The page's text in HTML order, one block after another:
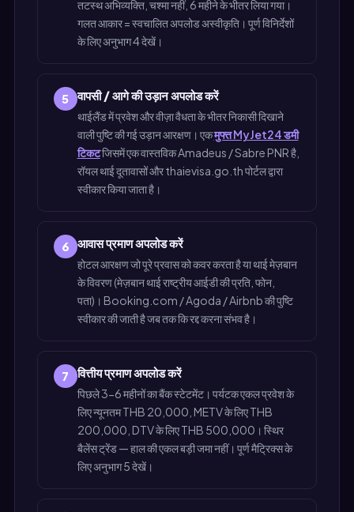
तटस्थ अभिव्यक्ति, चश्मा नहीं, 6 महीने के भीतर लिया गया।
गलत आकार = स्वचालित अपलोड अस्वीकृति। पूर्ण विनिर्देशों
के लिए अनुभाग 4 देखें।
5 वापसी / आगे की उड़ान अपलोड करें
थाईलैंड में प्रवेश और वीज़ा वैधता के भीतर निकासी दिखाने
वाली पुष्टि की गई उड़ान आरक्षण। एकमुफ्त MyJet24 डमी
टिकटजिसमें एक वास्तविक Amadeus / Sabre PNR है,
रॉयल थाई दूतावासों और thaievisa.go.th पोर्टल द्वारा
स्वीकार किया जाता है।
6 आवास प्रमाण अपलोड करें
होटल आरक्षण जो पूरे प्रवास को कवर करता है या थाई मेज़बान
के विवरण (मेज़बान थाई राष्ट्रीय आईडी की प्रति, फोन,
पता)। Booking.com / Agoda / Airbnb की पुष्टि
स्वीकार की जाती है जब तक कि रद्द करना संभव है।
7 वित्तीय प्रमाण अपलोड करें
पिछले 3-6 महीनों का बैंक स्टेटमेंट। पर्यटक एकल प्रवेश के
लिए न्यूनतम THB 20,000, METV के लिए THB
200,000, DTV के लिए THB 500,000। स्थिर
बैलेंस ट्रेंड — हाल की एकल बड़ी जमा नहीं। पूर्ण मैट्रिक्स के
लिए अनुभाग 5 देखें।